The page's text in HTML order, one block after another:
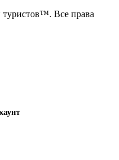
Все права